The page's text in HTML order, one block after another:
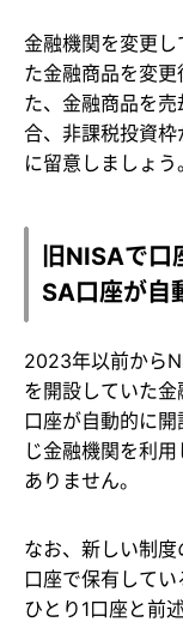
金融機関を変更
た金融商品を変
た、金融商品を
合、非課税投資
に留意しましょう。
旧NISAで
SA口座が自
2023年以前から
を開設していた
口座が自動的に
じ金融機関を利
ありません。
なお、新しい制
口座で保有してい
ひとり1口座と前